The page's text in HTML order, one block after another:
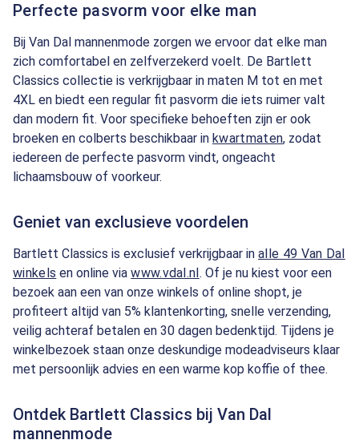
Perfecte pasvorm voor elke man
Bij Van Dal mannenmode zorgen we ervoor dat elke man
zich comfortabel en zelfverzekerd voelt. De Bartlett
Classics collectie is verkrijgbaar in maten M tot en met
4XL en biedt een regular fit pasvorm die iets ruimer valt
dan modern fit. Voor specifieke behoeften zijn er ook
broeken en colberts beschikbaar in kwartmaten, zodat
iedereen de perfecte pasvorm vindt, ongeacht
lichaamsbouw of voorkeur.
Geniet van exclusieve voordelen
Bartlett Classics is exclusief verkrijgbaar in alle 49 Van Dal
winkels en online viawww.vdal.nl. Of je nu kiest voor een
bezoek aan een van onze winkels of online shopt, je
profiteert altijd van 5% klantenkorting, snelle verzending,
veilig achteraf betalen en 30 dagen bedenktijd. Tijdens je
winkelbezoek staan onze deskundige modeadviseurs klaar
met persoonlijk advies en een warme kop koffie of thee.
Ontdek Bartlett Classics bij Van Dal
mannenmode